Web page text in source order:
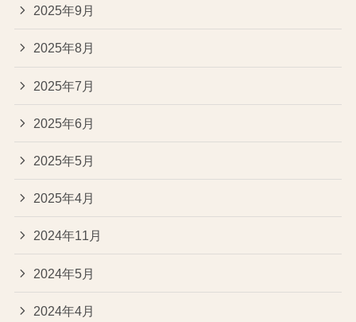
2025年9月
2025年8月
2025年7月
2025年6月
2025年5月
2025年4月
2024年11月
2024年5月
2024年4月